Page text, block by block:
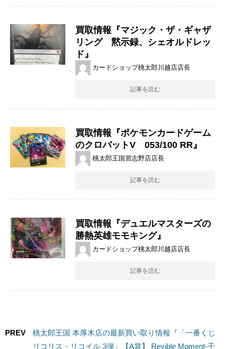
買取情報『マジック・ザ・ギャザ
リング 黙示録、シェオルドレッ
ド』
カードショップ桃太郎川越店店長
記事を読む
買取情報『ポケモンカードゲーム
のクロバットV 053/100 ​RR』
桃太郎王国習志野店店長
記事を読む
買取情報『デュエルマスターズの
勝熱英雄モモキング』
カードショップ桃太郎川越店店長
記事を読む
PREV
桃太郎王国 本厚木店の最新買い取り情報『「一番くじ
リコリス・リコイル 3弾」【A賞】 Revible Moment-千